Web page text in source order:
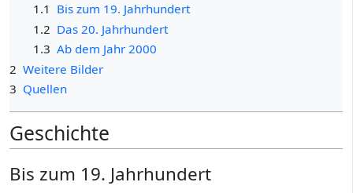
1.1 Bis zum 19. Jahrhundert
1.2 Das 20. Jahrhundert
1.3 Ab dem Jahr 2000
2 Weitere Bilder
3 Quellen
Geschichte
Bis zum 19. Jahrhundert